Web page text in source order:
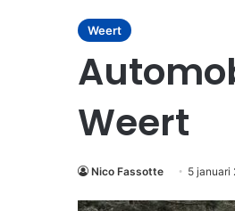
Weert
Weert
Nico Fassotte 5 januari